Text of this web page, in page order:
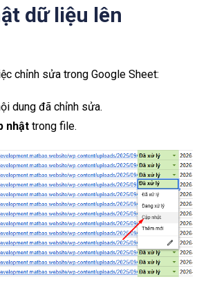
dữ liệu lên
chỉnh sửa trong Google Sheet:
dung đã chỉnh sửa.
nhật trong file.